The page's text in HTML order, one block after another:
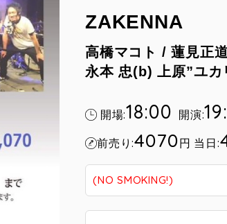
ZAKENNA
高橋マコト /蓮見正
永本 忠(b) 上原”ユ
開場:18:00 開演:
前売り:4070円 当日:
(NO SMOKING!)